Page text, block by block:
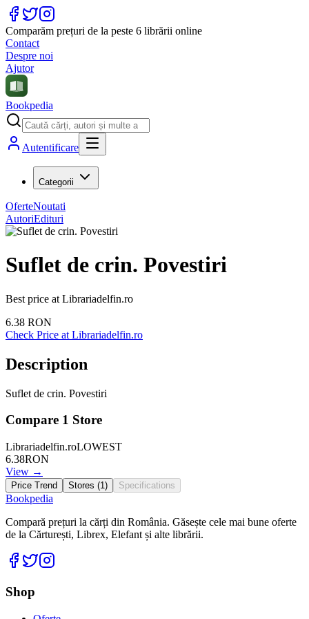
Comparăm prețuri de la peste 6 librării online
Contact
Despre noi
Ajutor
Bookpedia
Autentificare
Categorii
OferteNoutati
AutoriEdituri
Suflet de crin. Povestiri
Best price at Librariadelfin.ro
6.38 RON
Check Price at Librariadelfin.ro
Description
Suflet de crin. Povestiri
Compare 1 Store
Librariadelfin.roLOWEST
6.38RON
View →
Price Trend Stores (1) Specifications
Bookpedia
Compară prețuri la cărți din România. Găsește cele mai bune oferte
de la Cărturești, Librex, Elefant și alte librării.
Facebook
Twitter
Shop